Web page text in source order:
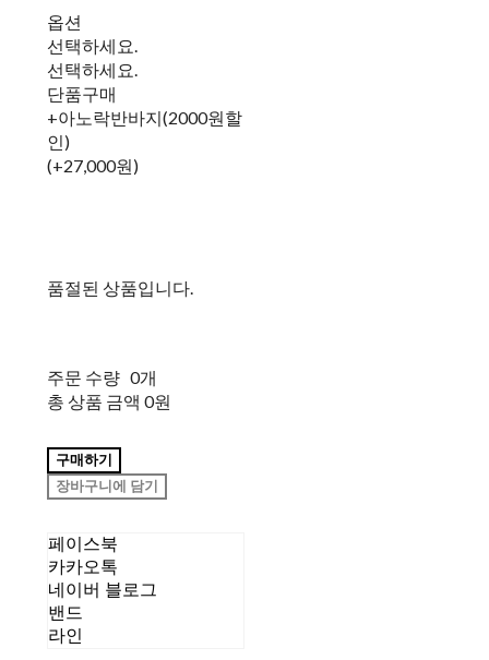
옵션
선택하세요.
선택하세요.
단품구매
+아노락반바지(2000원할
인)
(+27,000원)
품절된 상품입니다.
주문 수량 0개
총 상품 금액 0원
구매하기
장바구니에 담기
페이스북
카카오톡
네이버 블로그
밴드
라인